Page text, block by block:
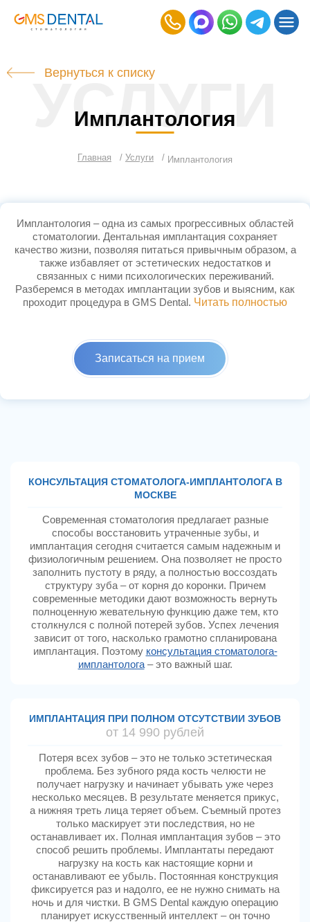
Вернуться к списку
Имплантология
УСЛУГИ
Главная Услуги Имплантология
Имплантология – одна из самых прогрессивных областей
стоматологии. Дентальная имплантация сохраняет
качество жизни, позволяя питаться привычным образом, а
также избавляет от эстетических недостатков и
связанных с ними психологических переживаний.
Разберемся в методах имплантации зубов и выясним, как
проходит процедура в GMS Dental. Читать полностью
Записаться на прием
КОНСУЛЬТАЦИЯ СТОМАТОЛОГА-ИМПЛАНТОЛОГА В
МОСКВЕ
Современная стоматология предлагает разные
способы восстановить утраченные зубы, и
имплантация сегодня считается самым надежным и
физиологичным решением. Она позволяет не просто
заполнить пустоту в ряду, а полностью воссоздать
структуру зуба – от корня до коронки. Причем
современные методики дают возможность вернуть
полноценную жевательную функцию даже тем, кто
столкнулся с полной потерей зубов. Успех лечения
зависит от того, насколько грамотно спланирована
имплантация. Поэтому консультация стоматолога-
имплантолога– это важный шаг.
ИМПЛАНТАЦИЯ ПРИ ПОЛНОМ ОТСУТСТВИИ ЗУБОВ
от 14 990 рублей
Потеря всех зубов – это не только эстетическая
проблема. Без зубного ряда кость челюсти не
получает нагрузку и начинает убывать уже через
несколько месяцев. В результате меняется прикус,
а нижняя треть лица теряет объем. Съемный протез
только маскирует эти последствия, но не
останавливает их. Полная имплантация зубов – это
способ решить проблемы. Имплантаты передают
нагрузку на кость как настоящие корни и
останавливают ее убыль. Постоянная конструкция
фиксируется раз и надолго, ее не нужно снимать на
ночь и для чистки. В GMS Dental каждую операцию
планирует искусственный интеллект – он точно